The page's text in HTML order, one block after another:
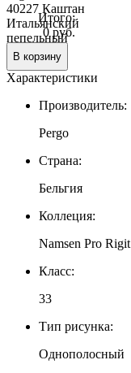
Итого:
0 руб.
В корзину
Характеристики
Производитель:
Pergo
Страна:
Бельгия
Коллеция:
Namsen Pro Rigit
Класс:
33
Тип рисунка:
Однополосный